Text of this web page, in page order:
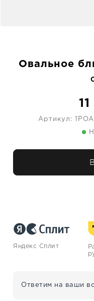
Овальное
Артикул:
Яндекс Сплит
Ответим на ваши